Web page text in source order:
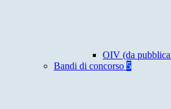
OIV (da
Bandi di concorso 5